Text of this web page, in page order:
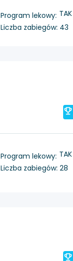
Program lekowy: TAK
Liczba zabiegów: 43
Program lekowy: TAK
Liczba zabiegów: 28